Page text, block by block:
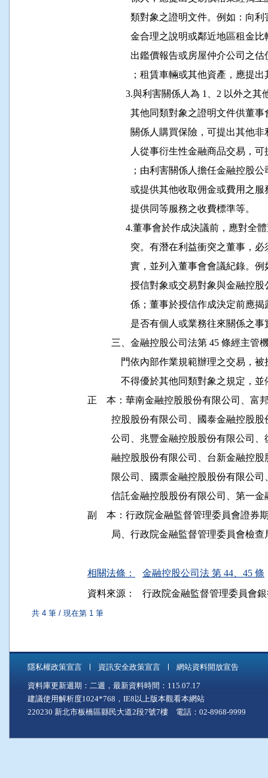
類對象之證明文件。例如
金合理之說明或鄰近地區
出鑑價報告或房屋仲介公
；租賃車輛或其他資產，
3.與利害關係人為 1、2 以外
其他同類對象之證明文件
關係人購買保險，可提出
人從事衍生性金融商品交
；由利害關係人擔任金融
或提供其他收取佣金或費
                  提供同等服務之收費標準等。
4.董事會於作成決議前，應
突。有潛在利益衝突之董
實，並列入董事會會議紀
授信對象或交易對象與金
係；董事於授信作成決定
是否有個人或業務往來關係之
三、金融控股公司法第 45 條經
門依內部作業規範辦理之交易
不得優於其他同類對象之規定
正    本：華南金融控股股份有限公司、富
控股股份有限公司、國泰金融控
公司、兆豐金融控股股份有限公
融控股股份有限公司、台新金融
限公司、國票金融控股股份有限
信託金融控股股份有限公司、第一
副    本：行政院金融監督管理委員會證券
局、行政院金融監督管理委員會檢
相關法條： 金融控股公司法 第 44、45 條
資料來源：
行政院金融監督管理委員會
共 4 筆 / 現在第 1 筆
隱私權政策宣言 資訊安全政策宣言 網站資料開放宣告
資料庫更新週期：二週，最新資料時間：115.07.17
建議使用解析度1024*768，IE8以上版本觀看本網站
220230 新北市板橋區縣民大道2段7號7樓 電話：02-8968-9999